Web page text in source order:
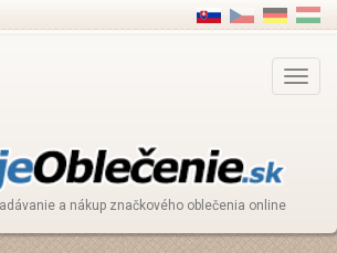
Main
Menu
a nákup značkového oblečenia online